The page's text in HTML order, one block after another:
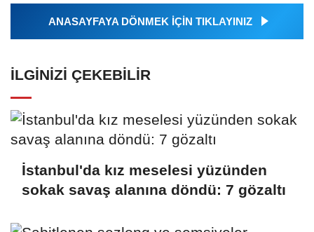
ANASAYFAYA DÖNMEK İÇİN TIKLAYINIZ
İLGINIZI ÇEKEBILIR
İstanbul'da kız meselesi yüzünden
sokak savaş alanına döndü: 7 gözaltı